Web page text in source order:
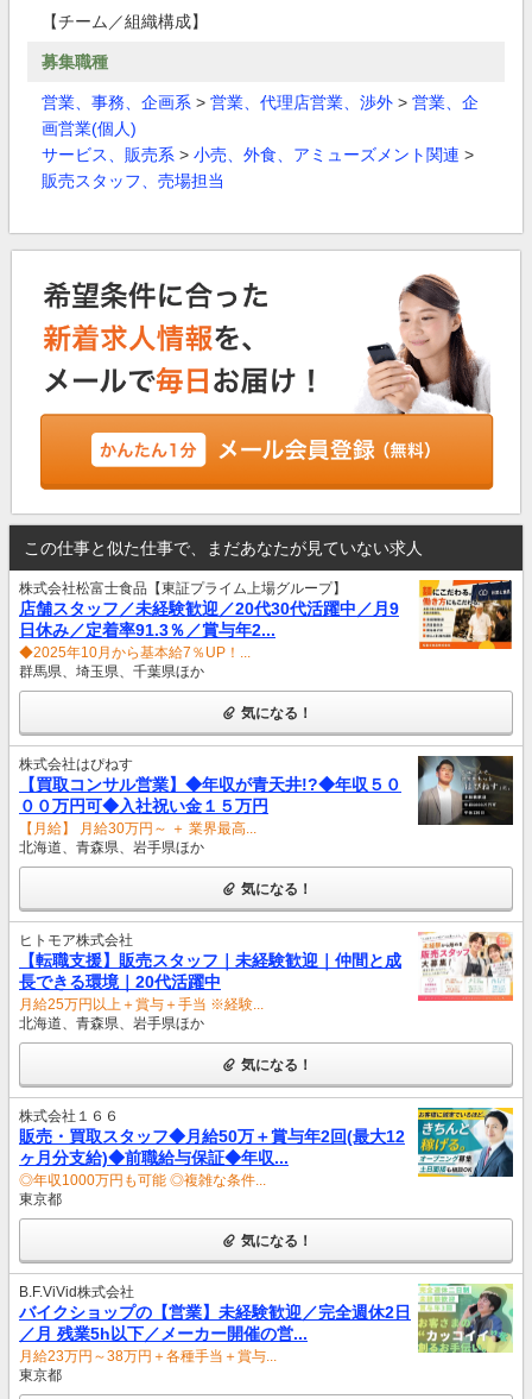
【チーム／組織構成】
募集職種
営業、事務、企画系 > 営業、代理店営業、渉外 > 営業、企
画営業(個人)
サービス、販売系 > 小売、外食、アミューズメント関連 >
販売スタッフ、売場担当
この仕事と似た仕事で、まだあなたが見ていない求人
株式会社松富士食品【東証プライム上場グループ】
店舗スタッフ／未経験歓迎／20代30代活躍中／月9
日休み／定着率91.3％／賞与年2...
◆2025年10月から基本給7％UP！...
群馬県、埼玉県、千葉県ほか
気になる！
株式会社はぴねす
【買取コンサル営業】◆年収が青天井!?◆年収５０
００万円可◆入社祝い金１５万円
【月給】 月給30万円～ ＋ 業界最高...
北海道、青森県、岩手県ほか
気になる！
ヒトモア株式会社
【転職支援】販売スタッフ｜未経験歓迎｜仲間と成
長できる環境｜20代活躍中
月給25万円以上＋賞与＋手当 ※経験...
北海道、青森県、岩手県ほか
気になる！
株式会社１６６
販売・買取スタッフ◆月給50万＋賞与年2回(最大12
ヶ月分支給)◆前職給与保証◆年収...
◎年収1000万円も可能 ◎複雑な条件...
東京都
気になる！
B.F.ViVid株式会社
バイクショップの【営業】未経験歓迎／完全週休2日
／月 残業5h以下／メーカー開催の営...
月給23万円～38万円＋各種手当＋賞与...
東京都